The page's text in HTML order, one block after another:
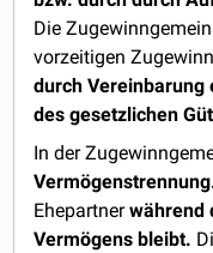
Die
vorzeitigen
durch Vereinbarung
des gesetzlichen
In der
Ehepartnerwährend
Vermögens bleibt.